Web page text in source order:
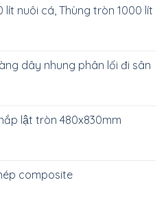
lít nuôi cá, Thùng tròn 1000 lít
dây nhung phân lối đi sân
lật tròn 480x830mm
composite